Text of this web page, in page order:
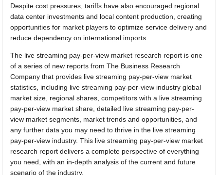
Despite cost pressures, tariffs have also encouraged regional
data center investments and local content production, creating
opportunities for market players to optimize service delivery and
reduce dependency on international imports.
The live streaming pay-per-view market research report is one
of a series of new reports from The Business Research
Company that provides live streaming pay-per-view market
statistics, including live streaming pay-per-view industry global
market size, regional shares, competitors with a live streaming
pay-per-view market share, detailed live streaming pay-per-
view market segments, market trends and opportunities, and
any further data you may need to thrive in the live streaming
pay-per-view industry. This live streaming pay-per-view market
research report delivers a complete perspective of everything
you need, with an in-depth analysis of the current and future
scenario of the industry.